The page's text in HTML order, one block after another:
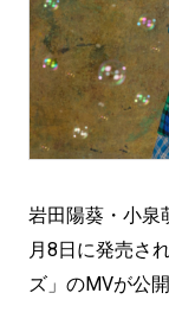
岩田陽葵・小泉
月8日に発売さ
ズ」のMVが公開